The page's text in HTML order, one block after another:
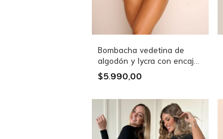
Bombacha vedetina de
algodón y lycra con encaje
(20222)
$5.990,00